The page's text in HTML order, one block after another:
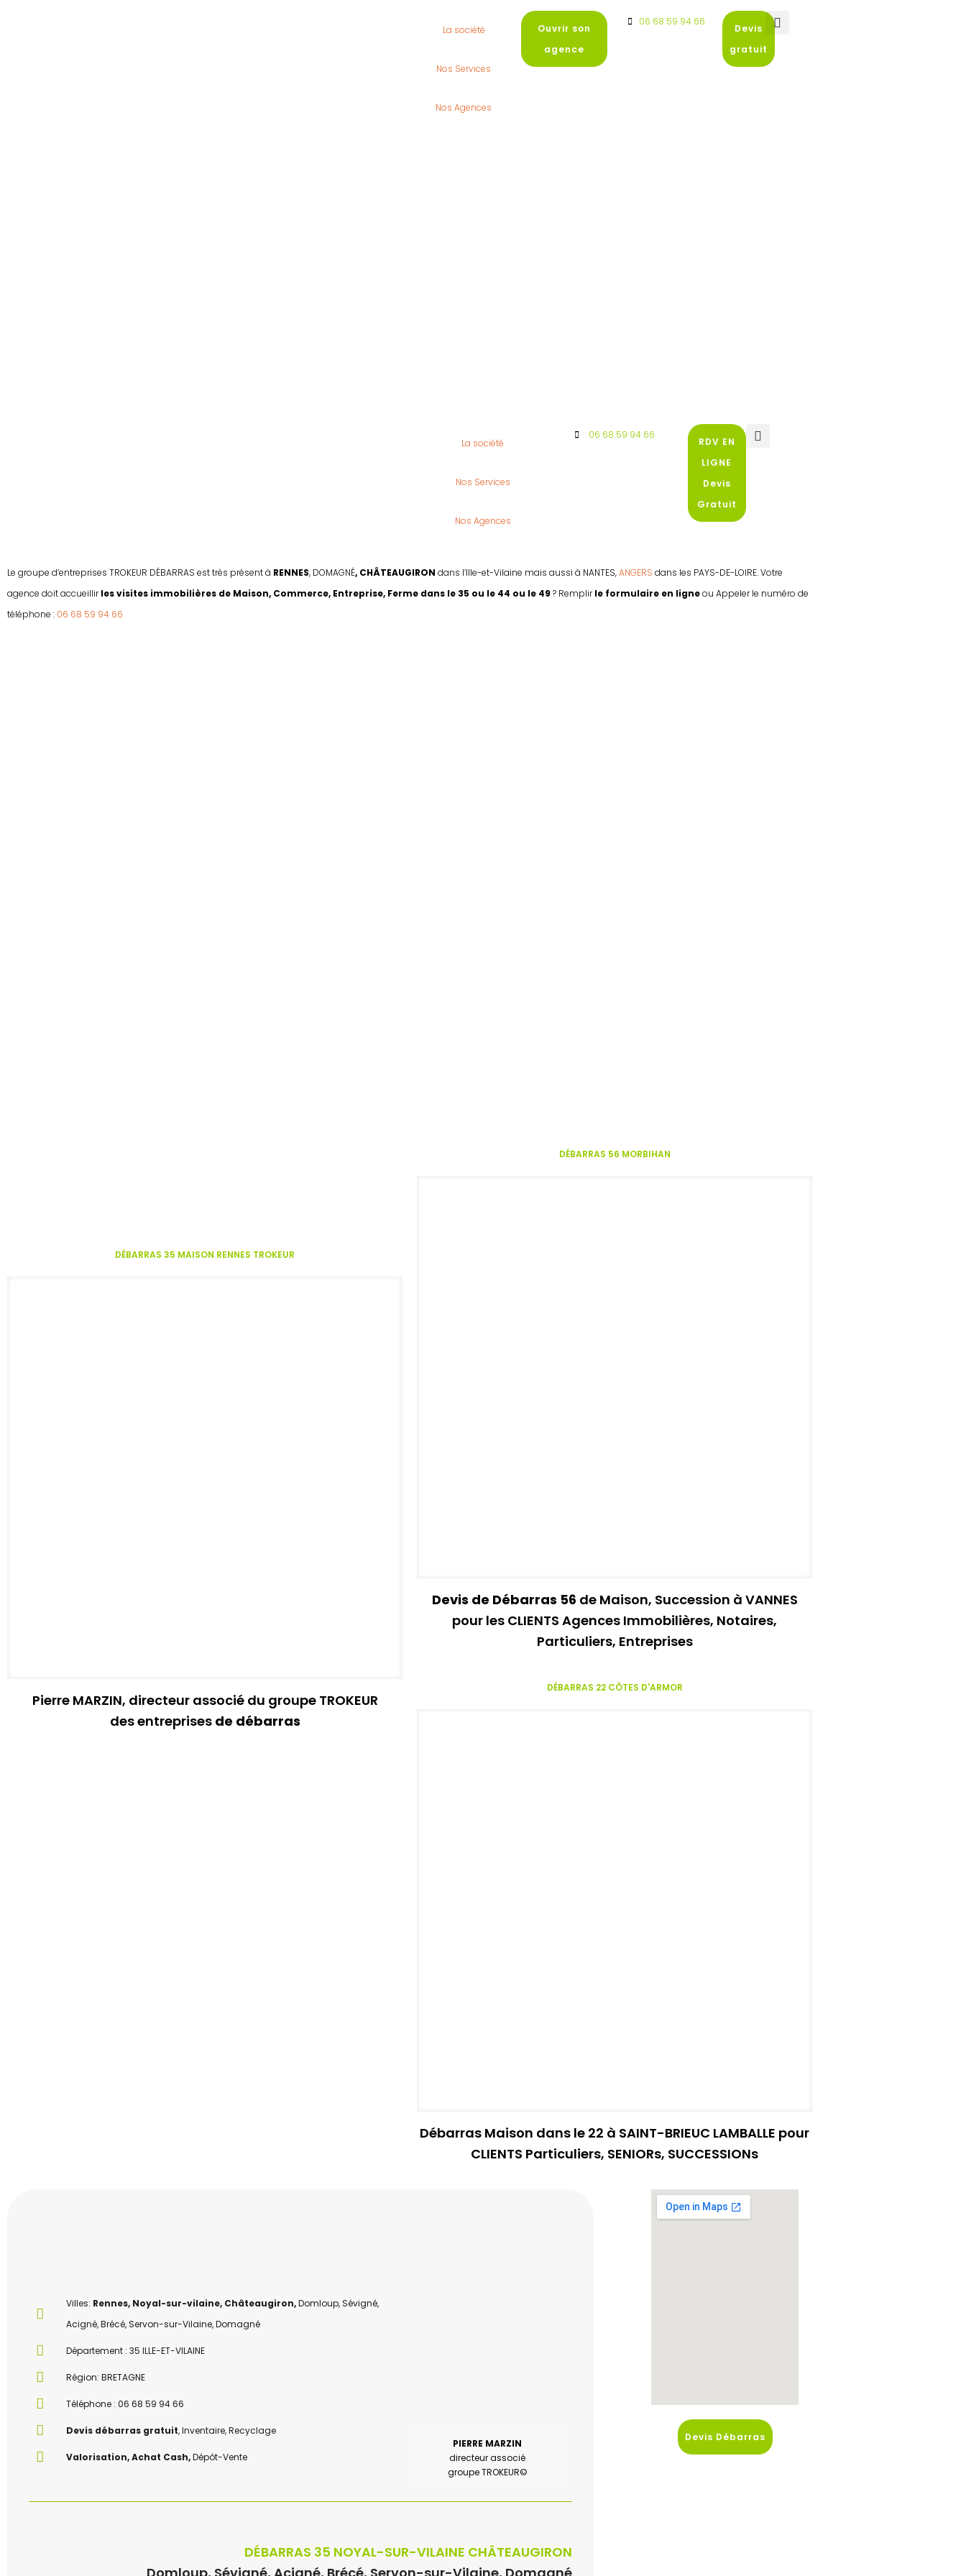
La société
Nos Services
Nos Agences
Ouvrir son
agence
06 68 59 94 66
Devis
gratuit
La société
Nos Services
Nos Agences
06 68 59 94 66
RDV EN
LIGNE
Devis
Gratuit
Le groupe d’entreprises TROKEUR DÉBARRAS est très présent à RENNES, DOMAGNÉ, CHÂTEAUGIRON dans l’Ille-et-Vilaine mais aussi à NANTES,ANGERS dans les PAYS-DE-LOIRE. Votre
agence doit accueillirles visites immobilières de Maison, Commerce, Entreprise, Ferme dans le 35 ou le 44 ou le 49 ? Remplirle formulaire en ligneou Appeler le numéro de
téléphone : 06 68 59 94 66
DÉBARRAS 35 MAISON RENNES TROKEUR
Pierre MARZIN, directeur associé du groupe TROKEUR
des entreprisesde débarras
DÉBARRAS 56 MORBIHAN
Devis de Débarras 56 de Maison, Succession à VANNES
pour les CLIENTS Agences Immobilières, Notaires,
Particuliers, Entreprises
DÉBARRAS 22 CÔTES D'ARMOR
Débarras Maison dans le 22 à SAINT-BRIEUC LAMBALLE pour
CLIENTS Particuliers, SENIORs, SUCCESSIONs
Villes: Rennes, Noyal-sur-vilaine, Châteaugiron,Domloup, Sévigné,
Acigné, Brécé, Servon-sur-Vilaine, Domagné
Département : 35 ILLE-ET-VILAINE
Région: BRETAGNE
Téléphone : 06 68 59 94 66
Devis débarras gratuit, Inventaire, Recyclage
Valorisation, Achat Cash,Dépôt-Vente
PIERRE MARZIN
directeur associé
groupe TROKEUR©
DÉBARRAS 35 NOYAL-SUR-VILAINE CHÂTEAUGIRON
Devis Débarras